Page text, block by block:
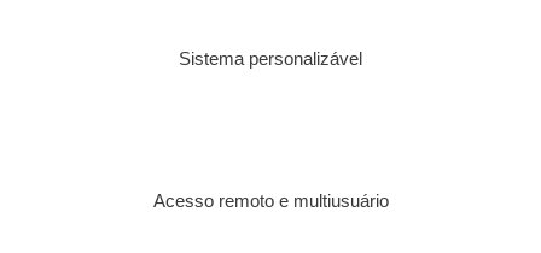
Sistema personalizável
Acesso remoto e multiusuário